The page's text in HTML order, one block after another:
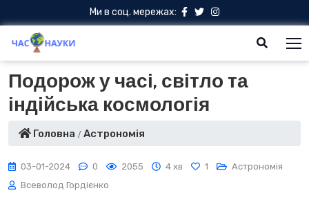
Ми в соц. мережах:
Подорож у часі, світло та
індійська космологія
Головна Астрономія
03-01-2024 0 2055 4 хв 1
Астрономія
Всеволод Гордієнко